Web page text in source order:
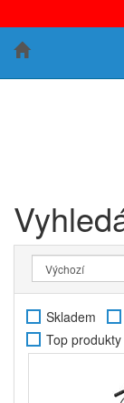
Skladem
Top produkty